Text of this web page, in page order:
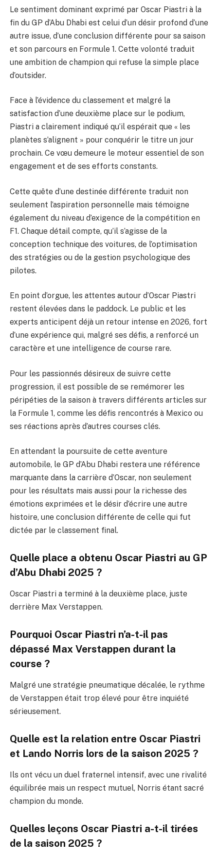
Le sentiment dominant exprimé par Oscar Piastri à la
fin du GP d’Abu Dhabi est celui d’un désir profond d’une
autre issue, d’une conclusion différente pour sa saison
et son parcours en Formule 1. Cette volonté traduit
une ambition de champion qui refuse la simple place
d’outsider.
Face à l’évidence du classement et malgré la
satisfaction d’une deuxième place sur le podium,
Piastri a clairement indiqué qu’il espérait que « les
planètes s’alignent » pour conquérir le titre un jour
prochain. Ce vœu demeure le moteur essentiel de son
engagement et de ses efforts constants.
Cette quête d’une destinée différente traduit non
seulement l’aspiration personnelle mais témoigne
également du niveau d’exigence de la compétition en
F1. Chaque détail compte, qu’il s’agisse de la
conception technique des voitures, de l’optimisation
des stratégies ou de la gestion psychologique des
pilotes.
En point d’orgue, les attentes autour d’Oscar Piastri
restent élevées dans le paddock. Le public et les
experts anticipent déjà un retour intense en 2026, fort
d’une expérience qui, malgré ses défis, a renforcé un
caractère et une intelligence de course rare.
Pour les passionnés désireux de suivre cette
progression, il est possible de se remémorer les
péripéties de la saison à travers différents articles sur
la Formule 1, comme les défis rencontrés à Mexico ou
ses réactions après d’autres courses clés.
En attendant la poursuite de cette aventure
automobile, le GP d’Abu Dhabi restera une référence
marquante dans la carrière d’Oscar, non seulement
pour les résultats mais aussi pour la richesse des
émotions exprimées et le désir d’écrire une autre
histoire, une conclusion différente de celle qui fut
dictée par le classement final.
Quelle place a obtenu Oscar Piastri au GP
d’Abu Dhabi 2025 ?
Oscar Piastri a terminé à la deuxième place, juste
derrière Max Verstappen.
Pourquoi Oscar Piastri n’a-t-il pas
dépassé Max Verstappen durant la
course ?
Malgré une stratégie pneumatique décalée, le rythme
de Verstappen était trop élevé pour être inquiété
sérieusement.
Quelle est la relation entre Oscar Piastri
et Lando Norris lors de la saison 2025 ?
Ils ont vécu un duel fraternel intensif, avec une rivalité
équilibrée mais un respect mutuel, Norris étant sacré
champion du monde.
Quelles leçons Oscar Piastri a-t-il tirées
de la saison 2025 ?